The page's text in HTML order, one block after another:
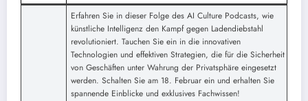
Erfahren Sie in dieser Folge des AI Culture Podcasts, wie
künstliche Intelligenz den Kampf gegen Ladendiebstahl
revolutioniert. Tauchen Sie ein in die innovativen
Technologien und effektiven Strategien, die für die Sicherheit
von Geschäften unter Wahrung der Privatsphäre eingesetzt
werden. Schalten Sie am 18. Februar ein und erhalten Sie
spannende Einblicke und exklusives Fachwissen!